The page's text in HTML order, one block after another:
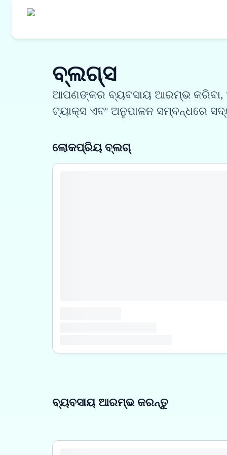
କ୍ରୟ
ୱାର୍କ
ବ୍ଲଗ୍ସ
ଆପଣଙ୍କର ବ୍ୟବସାୟ ଆରମ୍ଭ କରିବା,
ଟ୍ୟାକ୍ସ ଏବଂ ଅନୁପାଳନ ସମ୍ବନ୍ଧରେ
ଲୋକପ୍ରିୟ ବ୍ଲଗ୍
ବ୍ୟବସାୟ ଆରମ୍ଭ କରନ୍ତୁ